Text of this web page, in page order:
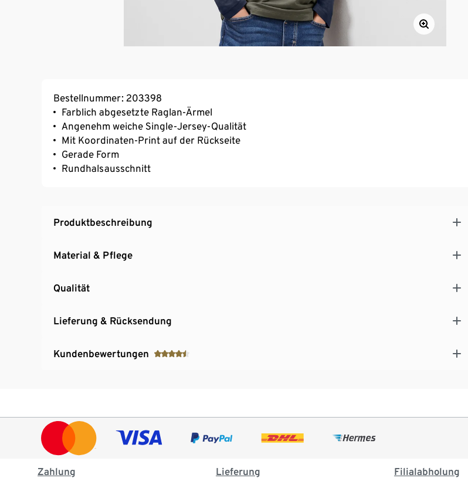
Bestellnummer: 203398
Farblich abgesetzte Raglan-Ärmel
Angenehm weiche Single-Jersey-Qualität
Mit Koordinaten-Print auf der Rückseite
Gerade Form
Rundhalsausschnitt
Produktbeschreibung
Material & Pflege
Qualität
Lieferung & Rücksendung
Kundenbewertungen
Zahlung Lieferung Filialabholung